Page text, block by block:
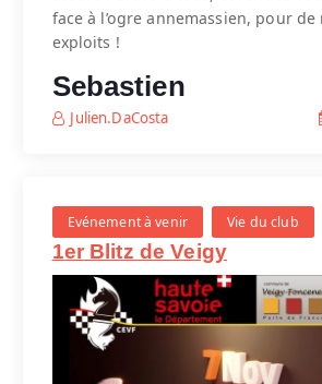
face à l’ogre annemassien, pour de
exploits !
Sebastien
Julien.DaCosta
Evénement à venir Vie du club
1er Blitz de Veigy